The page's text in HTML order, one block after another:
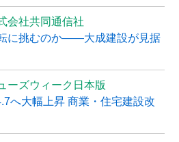
会社共同通信社
に挑むのか――大成建設が見据
ーズウィーク日本版
へ大幅上昇 商業・住宅建設改